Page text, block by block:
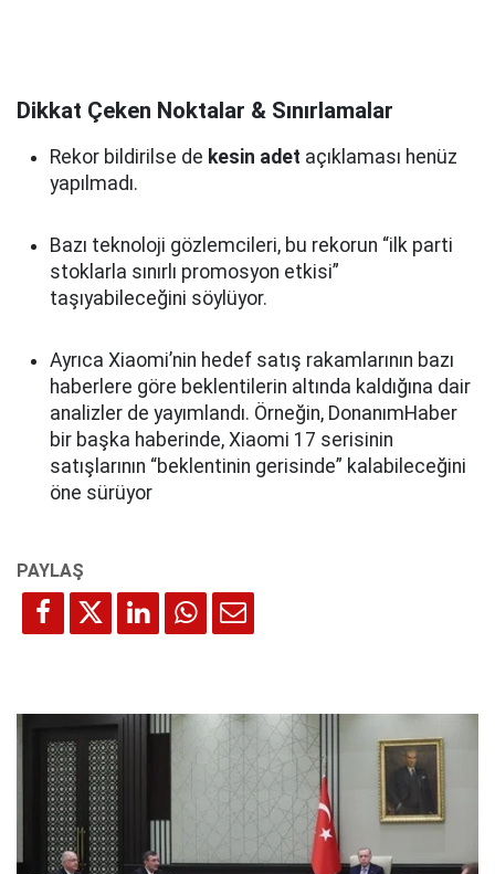
Dikkat Çeken Noktalar & Sınırlamalar
Rekor bildirilse de kesin adet açıklaması henüz
yapılmadı.
Bazı teknoloji gözlemcileri, bu rekorun “ilk parti
stoklarla sınırlı promosyon etkisi”
taşıyabileceğini söylüyor.
Ayrıca Xiaomi’nin hedef satış rakamlarının bazı
haberlere göre beklentilerin altında kaldığına dair
analizler de yayımlandı. Örneğin, DonanımHaber
bir başka haberinde, Xiaomi 17 serisinin
satışlarının “beklentinin gerisinde” kalabileceğini
öne sürüyor